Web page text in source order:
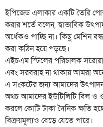
ইপিজেড এলাকার একটি তৈরি
করার শর্তে বলেন, স্বাভাবিক
অর্ধেকও পাচ্ছি না। কিছু মেশিন
করা কঠিন হয়ে পড়ছে।
এইচএম স্টিলের পরিচালক
এবং সরবরাহ না থাকায় আমরা
এ সংকটের জন্য আমাদের
অথচ আমাদের ইউটিলিটি বিল ও
করলে কোটি টাকা দৈনিক ক্ষতি
বিক্রয়মূল্যও বেড়ে যেতে পারে।